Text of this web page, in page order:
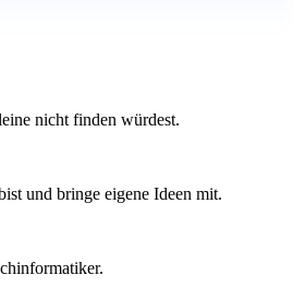
nicht finden würdest.
und bringe eigene Ideen mit.